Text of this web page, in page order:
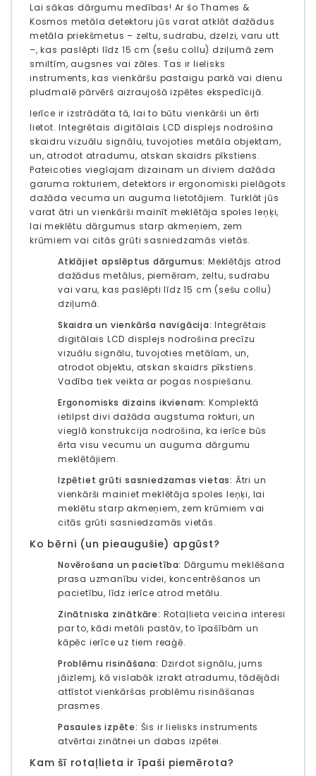
Lai sākas dārgumu medības! Ar šo Thames &
Kosmos metāla detektoru jūs varat atklāt dažādus
metāla priekšmetus – zeltu, sudrabu, dzelzi, varu utt.
–, kas paslēpti līdz 15 cm (sešu collu) dziļumā zem
smiltīm, augsnes vai zāles. Tas ir lielisks
instruments, kas vienkāršu pastaigu parkā vai dienu
pludmalē pārvērš aizraujošā izpētes ekspedīcijā.
Ierīce ir izstrādāta tā, lai to būtu vienkārši un ērti
lietot. Integrētais digitālais LCD displejs nodrošina
skaidru vizuālu signālu, tuvojoties metāla objektam,
un, atrodot atradumu, atskan skaidrs pīkstiens.
Pateicoties vieglajam dizainam un diviem dažāda
garuma rokturiem, detektors ir ergonomiski pielāgots
dažāda vecuma un auguma lietotājiem. Turklāt jūs
varat ātri un vienkārši mainīt meklētāja spoles leņķi,
lai meklētu dārgumus starp akmeņiem, zem
krūmiem vai citās grūti sasniedzamās vietās.
Atklājiet apslēptus dārgumus: Meklētājs atrod
dažādus metālus, piemēram, zeltu, sudrabu
vai varu, kas paslēpti līdz 15 cm (sešu collu)
dziļumā.
Skaidra un vienkārša navigācija: Integrētais
digitālais LCD displejs nodrošina precīzu
vizuālu signālu, tuvojoties metālam, un,
atrodot objektu, atskan skaidrs pīkstiens.
Vadība tiek veikta ar pogas nospiešanu.
Ergonomisks dizains ikvienam: Komplektā
ietilpst divi dažāda augstuma rokturi, un
vieglā konstrukcija nodrošina, ka ierīce būs
ērta visu vecumu un auguma dārgumu
meklētājiem.
Izpētiet grūti sasniedzamas vietas: Ātri un
vienkārši mainiet meklētāja spoles leņķi, lai
meklētu starp akmeņiem, zem krūmiem vai
citās grūti sasniedzamās vietās.
Ko bērni (un pieaugušie) apgūst?
Novērošana un pacietība: Dārgumu meklēšana
prasa uzmanību videi, koncentrēšanos un
pacietību, līdz ierīce atrod metālu.
Zinātniska zinātkāre: Rotaļlieta veicina interesi
par to, kādi metāli pastāv, to īpašībām un
kāpēc ierīce uz tiem reaģē.
Problēmu risināšana: Dzirdot signālu, jums
jāizlemj, kā vislabāk izrakt atradumu, tādējādi
attīstot vienkāršas problēmu risināšanas
prasmes.
Pasaules izpēte: Šis ir lielisks instruments
atvērtai zinātnei un dabas izpētei.
Kam šī rotaļlieta ir īpaši piemērota?